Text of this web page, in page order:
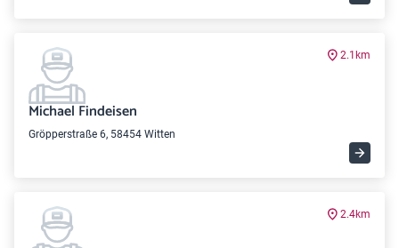
2.1km
Michael Findeisen
Gröpperstraße 6, 58454 Witten
2.4km